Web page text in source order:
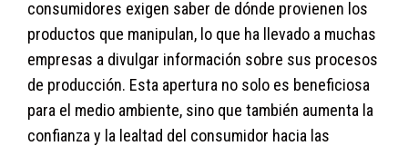
consumidores exigen saber de dónde provienen los
productos que manipulan, lo que ha llevado a muchas
empresas a divulgar información sobre sus procesos
de producción. Esta apertura no solo es beneficiosa
para el medio ambiente, sino que también aumenta la
confianza y la lealtad del consumidor hacia las